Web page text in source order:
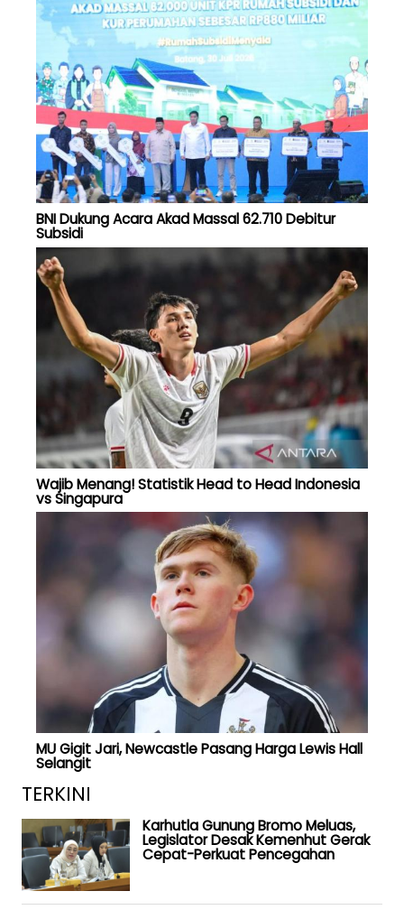
BNI Dukung Acara Akad Massal 62.710 Debitur
Subsidi
Wajib Menang! Statistik Head to Head Indonesia
vs Singapura
MU Gigit Jari, Newcastle Pasang Harga Lewis Hall
Selangit
TERKINI
Karhutla Gunung Bromo Meluas,
Legislator Desak Kemenhut Gerak
Cepat-Perkuat Pencegahan